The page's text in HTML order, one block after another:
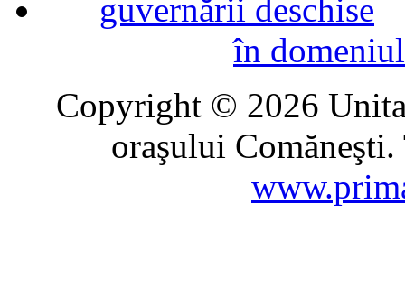
în
Copyright © 2026
oraşului